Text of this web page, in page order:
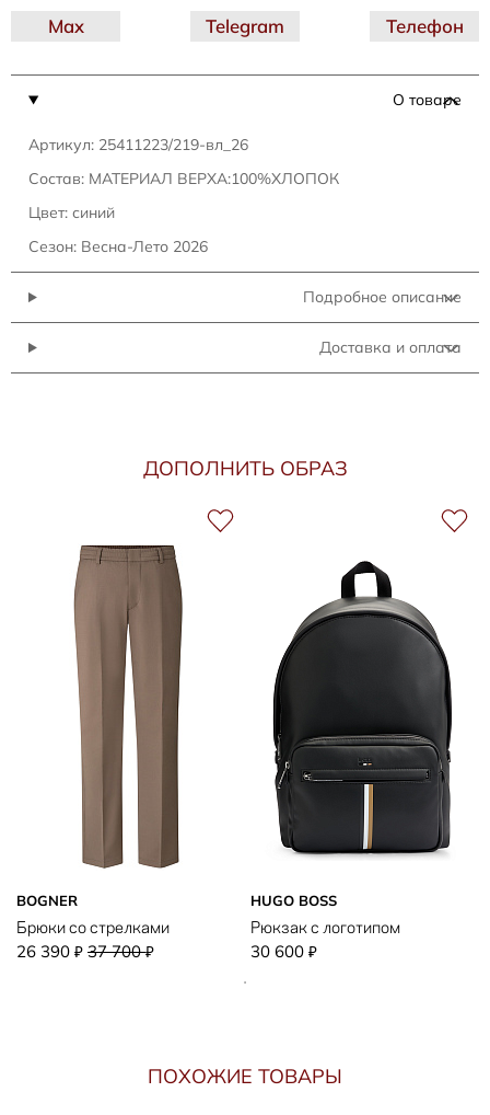
О товаре
Артикул: 25411223/219-вл_26
Состав: МАТЕРИАЛ ВЕРХА:100%ХЛОПОК
Цвет: синий
Сезон: Весна-Лето 2026
Подробное описание
Доставка и оплата
Telegram
Max Телефон
ДОПОЛНИТЬ ОБРАЗ
BOGNER
Брюки со стрелками
26 390 ₽ 37 700₽
HUGO BOSS
Рюкзак с логотипом
30 600 ₽
ПОХОЖИЕ ТОВАРЫ